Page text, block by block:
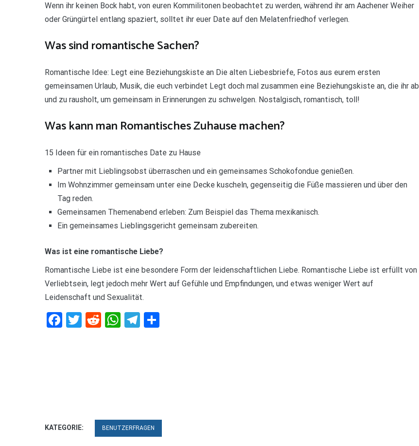
Wenn ihr keinen Bock habt, von euren Kommilitonen beobachtet zu werden, während ihr am Aachener Weiher
oder Grüngürtel entlang spaziert, solltet ihr euer Date auf den Melatenfriedhof verlegen.
Was sind romantische Sachen?
Romantische Idee: Legt eine Beziehungskiste an Die alten Liebesbriefe, Fotos aus eurem ersten
gemeinsamen Urlaub, Musik, die euch verbindet Legt doch mal zusammen eine Beziehungskiste an, die ihr ab
und zu rausholt, um gemeinsam in Erinnerungen zu schwelgen. Nostalgisch, romantisch, toll!
Was kann man Romantisches Zuhause machen?
15 Ideen für ein romantisches Date zu Hause
Partner mit Lieblingsobst überraschen und ein gemeinsames Schokofondue genießen.
Im Wohnzimmer gemeinsam unter eine Decke kuscheln, gegenseitig die Füße massieren und über den
Tag reden.
Gemeinsamen Themenabend erleben: Zum Beispiel das Thema mexikanisch.
Ein gemeinsames Lieblingsgericht gemeinsam zubereiten.
Was ist eine romantische Liebe?
Romantische Liebe ist eine besondere Form der leidenschaftlichen Liebe. Romantische Liebe ist erfüllt von
Verliebtsein, legt jedoch mehr Wert auf Gefühle und Empfindungen, und etwas weniger Wert auf
Leidenschaft und Sexualität.
Facebook
Twitter
RedditWhatsApp
Telegram
KATEGORIE: BENUTZERFRAGEN